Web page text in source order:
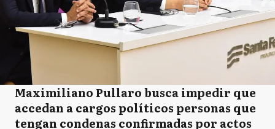
Maximiliano Pullaro busca impedir que
accedan a cargos políticos personas que
tengan condenas confirmadas por actos